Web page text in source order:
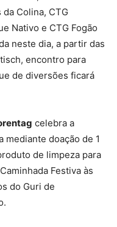
Colina, CTG
Nativo e CTG Fogão
neste dia, a partir das
encontro para
de diversões ficará
celebra a
mediante doação de 1
de limpeza para
Festiva às
do Guri de